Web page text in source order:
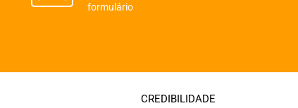
formulário
CREDIBILIDADE